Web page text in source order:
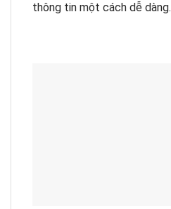
thông tin một cách dễ dàng.